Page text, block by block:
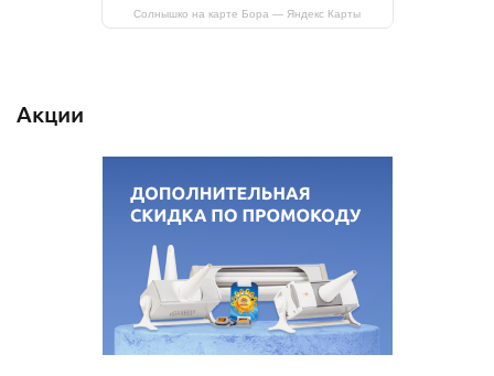
Солнышко на карте Бора — Яндекс Карты
Акции